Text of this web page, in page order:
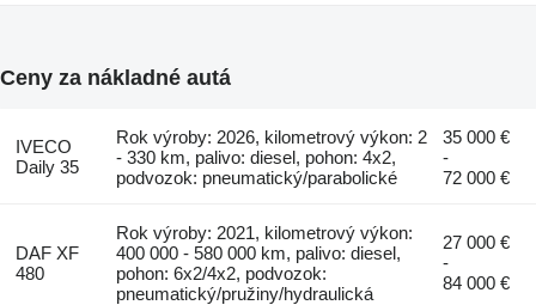
Ceny za nákladné autá
IVECO
Daily 35
Rok výroby: 2026, kilometrový výkon: 2
- 330 km, palivo: diesel, pohon: 4x2,
podvozok: pneumatický/parabolické
35 000 €
-
72 000 €
DAF XF
480
Rok výroby: 2021, kilometrový výkon:
400 000 - 580 000 km, palivo: diesel,
pohon: 6x2/4x2, podvozok:
pneumatický/pružiny/hydraulická
27 000 €
-
84 000 €